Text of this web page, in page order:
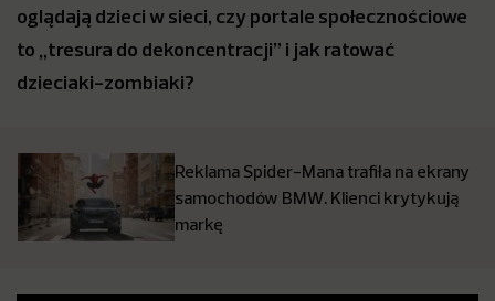
oglądają dzieci w sieci, czy portale społecznościowe
to „tresura do dekoncentracji” i jak ratować
dzieciaki-zombiaki?
Reklama Spider-Mana trafiła na ekrany
samochodów BMW. Klienci krytykują
markę